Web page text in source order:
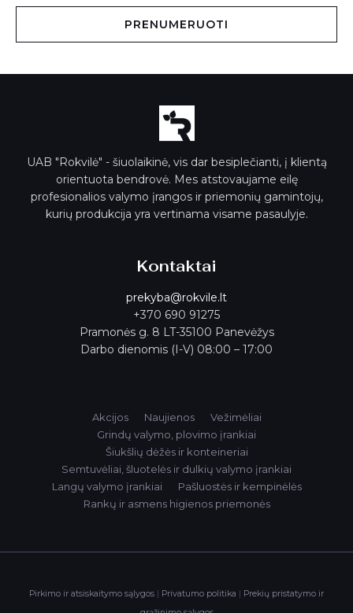
a
t
s
PRENUMERUOTI
UAB "Rokvilė" - šiuolaikinė, vis dar besiplečianti, į klientą
orientuota bendrovė. Mes atstovaujame eilę
profesionalios valymo įrangos ir priemonių gamintojų,
kurių produkcija yra vertinama visame pasaulyje.
Kontaktai
prekyba@rokvile.lt
+370 690 91275
Pramonės g. 8 LT-35100 Panevėžys
Darbo dienomis (I-V) 08:00 – 17:00
Akcijos Naujienos
Vežimėliai
Grindų valymo, plovimo įrankiai
Šiukšlių dėžės ir konteineriai
Semtuvėliai, šluotelės ir dulkių valymo įrankiai
Langų valymo įrankiai
Pašluostės ir kempinėlės
Rankų ir asmens higienos priemonės
Pirkimo ir atsiskaitymo sąlygos | Privatumo politika | Prekių pristatymo ir